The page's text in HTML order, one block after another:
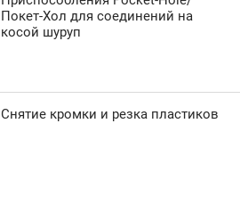
Покет-Хол для соединений на
косой шуруп
Снятие кромки и резка пластиков